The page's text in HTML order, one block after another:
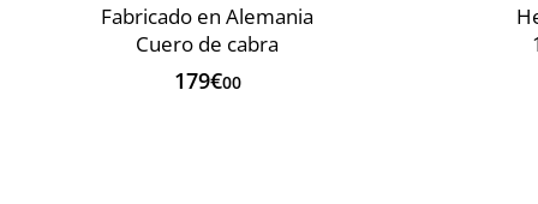
Fabricado en Alemania
Cuero de cabra
179€00